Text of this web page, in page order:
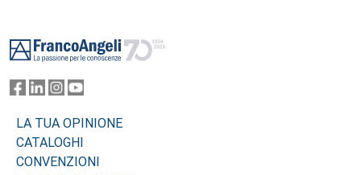
LA TUA OPINIONE
CATALOGHI
CONVENZIONI